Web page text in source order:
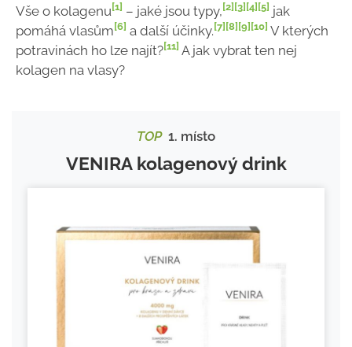
Vše o kolagenu [1] – jaké jsou typy, [2] [3] [4] [5] jak
pomáhá vlasům [6] a další účinky. [7] [8] [9] [10] V kterých
potravinách ho lze najít?[11] A jak vybrat ten nej
kolagen na vlasy?
TOP1. místo
VENIRA kolagenový drink